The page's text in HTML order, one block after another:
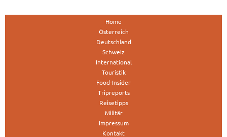
Home
Österreich
Deutschland
Schweiz
International
Touristik
Food-Insider
Tripreports
Reisetipps
Militär
Impressum
Kontakt